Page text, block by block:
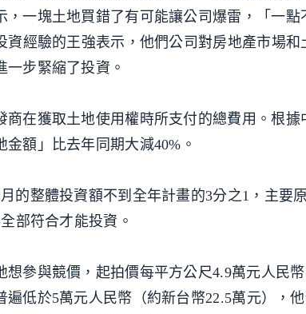
一塊土地買錯了有可能讓公司爆雷，「一點
資經驗的王強表示，他們公司對房地產市場
一步緊縮了投資。
商在獲取土地使用權時所支付的總費用。根
額」比去年同期大減40%。
的整體投資額不到全年計畫的3分之1，主要
部符合才能投資。
想參與競價，起拍價每平方公尺4.9萬元人民
低於5萬元人民幣（約新台幣22.5萬元），